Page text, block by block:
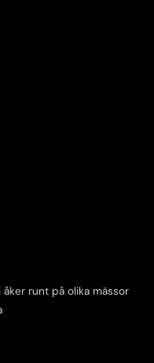
åker runt på olika mässor